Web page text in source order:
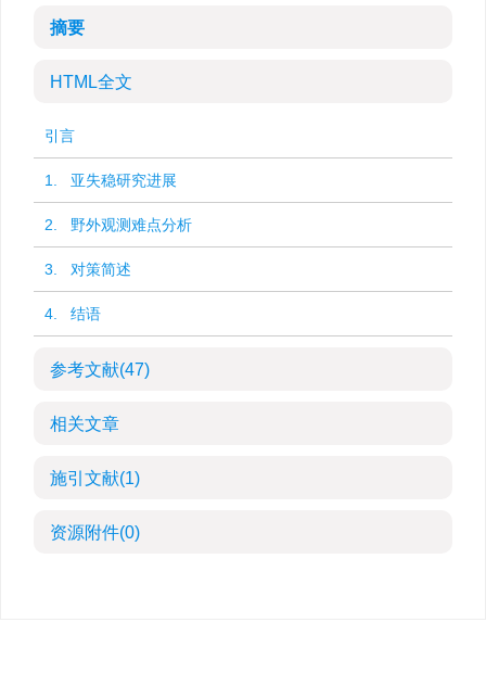
摘要
HTML全文
引言
1. 亚失稳研究进展
2. 野外观测难点分析
3. 对策简述
4. 结语
参考文献(47)
相关文章
施引文献(1)
资源附件(0)